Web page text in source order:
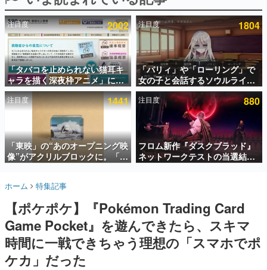
ピックアップ
電ファミのいま読まれている記事ランキング
アプリセール情報
インタビュー
連載・特集一覧
殿堂入り記事
SNS拡散数が数千以上！ ページビュー数万以上！ などな
ど。多くの人々に読まれた、電ファミ渾身の“殿堂入り”記
事をまとめました。
名作ゲームクリエイターの方々に製作時のエピソードをお
きます。
赫本
この物語を解いてはいけない。『赫本』は、〈試験問題〉
の形をした短編ホラー小説集です。
注目度 2002
「タバコを止められない猫耳キ
ャラを描く深夜枠アニメ」に視
聴者の一部から批判意見。違法
薬物の使用と思しき描写も含め
て、BPOが議論を交わす
注目度 1804
「パリィ」や「ローリング」で
女の子と会話するソウルライク
恋愛ゲーム『小早川さんはソウ
ルライク』無料公開。返事に失
敗すると「YOU DIED」
注目度 1441
「東映」の“あのオープニング映
像”がアクリルブロックに。「東
映ヒストリカル グッズコレクシ
注目度 880
フロム新作『ダスクブラッド』
ネットワークテストの当選結果
が8月7日22時に発表。応募サイ
ホーム 特集記事
【ポケポケ】『Pokémon Trading Card
Game Pocket』を遊んできたら、スキマ
時間に一戦できちゃう理想の「スマホでポ
ケカ」だった